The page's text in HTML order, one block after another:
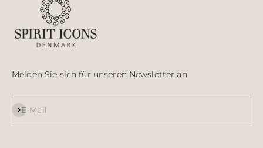
Melden Sie sich für unseren Newsletter an
E-Mail
Abonnieren